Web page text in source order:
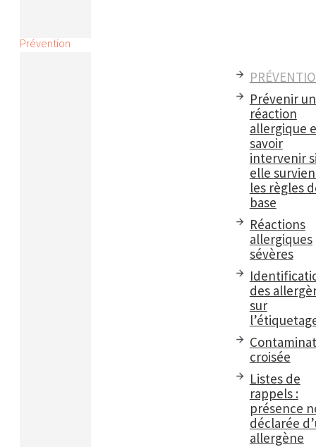
Prévention
Prévenir
réaction
allergique
savoir
intervenir
elle
les règles
base
Réactions
allergiques
sévères
des
sur
croisée
Listes de
rappels :
présence
déclarée
allergène